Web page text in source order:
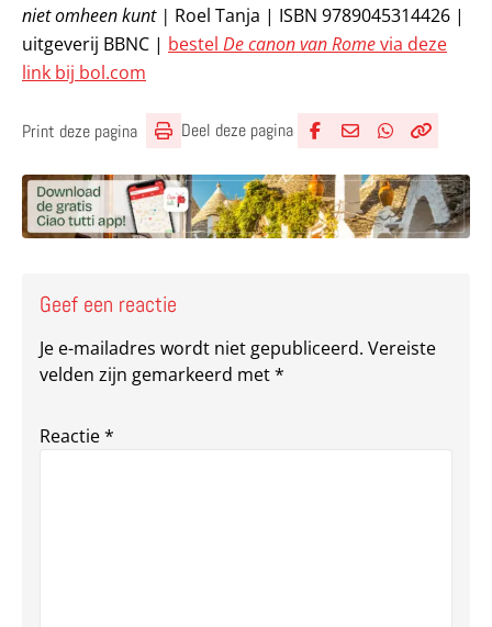
niet omheen kunt | Roel Tanja | ISBN 9789045314426 |
uitgeverij BBNC | bestel De canon van Romevia deze
link bij bol.com
Print deze pagina Deel deze pagina
Geef een reactie
Je e-mailadres wordt niet gepubliceerd. Vereiste
velden zijn gemarkeerd met*
Reactie*